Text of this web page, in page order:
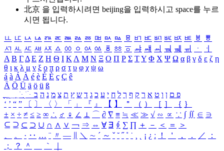
北京 을 입력하시려면 beijing을 입력하시고 space를 누르
시면 됩니다.
ㅥ ㅦ ㅧ ㅨ ㅩ ㅪ ㅫ ㅬ ㅭ ㅮ ㅯ ㅰ ㅱ ㅲ ㅳ ㅴ ㅵ ㅶ ㅷ ㅸ
ㅹ
ㅺ ㅻ ㅼ ㅽ ㅾ ㅿ ㆀ ㆁ ㆂ ㆃ ㆄ ㆅ ㆆ ㆇ ㆈ ㆉ ㆊ ㆋ ㆌ ㆍ
ㆎ
Α Β ΓΔ Ε Ζ Η Θ Ι ΚΛ Μ Ν Ξ Ο Π Ρ Σ ΤΥ Φ Χ Ψ Ω α β γ δ ε ζ η
θ ι κ λ μ ν ξ ο π ρ σ τ υ φ χ ψ ω
á à Á À é è É È ç Ç ê
Ä Ö Ü ä ö ü ß
ִֶֹ ֻּ ׁׂ פ ם ן ו ט א ר ק ף ך ל ח י ע כ ג ד ש ץ ת צ מ נ ה ב
‘ ’ “ ” 〔 〕 〈 〉 「 」 『 』 【 】 ＂ （ ） ［ ］ ｛ ｝
± × ÷ ≠ ≤ ≥ ∞ ∴ ♂ ♀ ∠ ⊥ ⌒ ∂ ∇ ≡ ≒ ≪ ≫ √ ∽ ∝ ∵ ∫ ∬ ∈ ∋
⊆ ⊇ ⊂ ⊃ ∪ ∩ ∧ ∨ ￢ ⇒ ⇔ ∀ ∃ ∮ ∑ ∏ ＋ － ＜ ＝
＞
、
。 · ‥ … ¨ 〃 ― ＼ ∼ ´ ～ ˇ ˘ ˝ ˚ ˙ ¸ ¡ ¿ ː ！ ＇ ， ． ／
：
；
？ ＾ ｀